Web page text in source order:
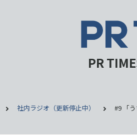
PR
社内ラジオ（更新停止中） #9 「